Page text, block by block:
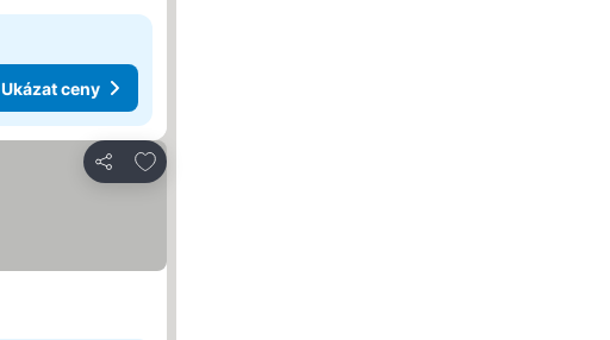
Ukázat ceny
Sdílet
Přidat na seznam oblíbených hotelů